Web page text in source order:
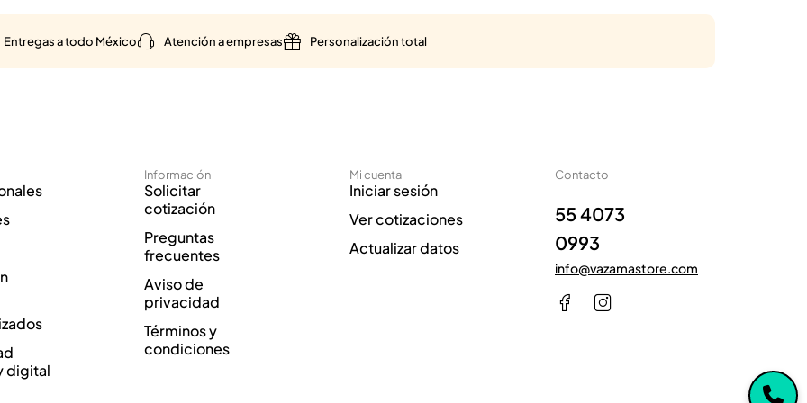
Entregas a todo México Atención a empresas Personalización total
digital
Información
Solicitar
cotización
Preguntas
frecuentes
Aviso de
privacidad
Términos y
condiciones
Mi cuenta
Iniciar sesión
Ver cotizaciones
Actualizar datos
Contacto
55 4073
0993
info@vazamastore.com